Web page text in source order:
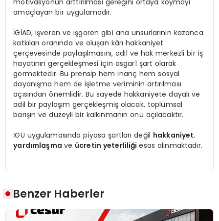
amaçlayan bir uygulamadır.
İGİAD, işveren ve işgören gibi ana unsurlarının kazanca
katkıları oranında ve oluşan kârı hakkaniyet
çerçevesinde paylaşılmasını, adil ve hak merkezli bir iş
hayatının gerçekleşmesi için asgarî şart olarak
görmektedir. Bu prensip hem inanç hem sosyal
dayanışma hem de işletme veriminin artırılması
açısından önemlidir. Bu sayede hakkaniyete dayalı ve
adil bir paylaşım gerçekleşmiş olacak, toplumsal
barışın ve düzeyli bir kalkınmanın önü açılacaktır.
İGÜ uygulamasında piyasa şartları değil hakkaniyet,
yardımlaşma ve ücretin yeterliliğiesas alınmaktadır.
Benzer Haberler